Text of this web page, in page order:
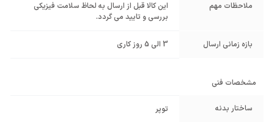
ملاحظات مهم
این کالا قبل از ارسال به لحاظ سلامت فیزیکی
بررسی و تایید می گردد.
بازه زمانی ارسال 3 الی 5 روز کاری
مشخصات فنی
ساختار بدنه توپر